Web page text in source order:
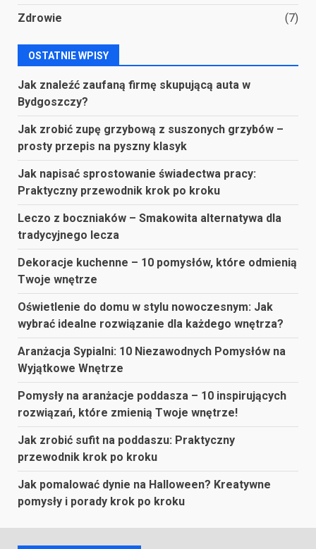
Zdrowie (7)
OSTATNIE WPISY
Jak znaleźć zaufaną firmę skupującą auta w
Bydgoszczy?
Jak zrobić zupę grzybową z suszonych grzybów –
prosty przepis na pyszny klasyk
Jak napisać sprostowanie świadectwa pracy:
Praktyczny przewodnik krok po kroku
Leczo z boczniaków – Smakowita alternatywa dla
tradycyjnego lecza
Dekoracje kuchenne – 10 pomysłów, które odmienią
Twoje wnętrze
Oświetlenie do domu w stylu nowoczesnym: Jak
wybrać idealne rozwiązanie dla każdego wnętrza?
Aranżacja Sypialni: 10 Niezawodnych Pomysłów na
Wyjątkowe Wnętrze
Pomysły na aranżacje poddasza – 10 inspirujących
rozwiązań, które zmienią Twoje wnętrze!
Jak zrobić sufit na poddaszu: Praktyczny
przewodnik krok po kroku
Jak pomalować dynie na Halloween? Kreatywne
pomysły i porady krok po kroku